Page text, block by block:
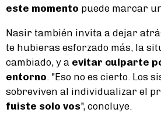
este momento puede marcar
Nasir también invita a dejar
te hubieras esforzado más, la
cambiado, y a evitar culparte
entorno . "Eso no es cierto. Los
sobreviven al individualizar el
fuiste solo vos", concluye.